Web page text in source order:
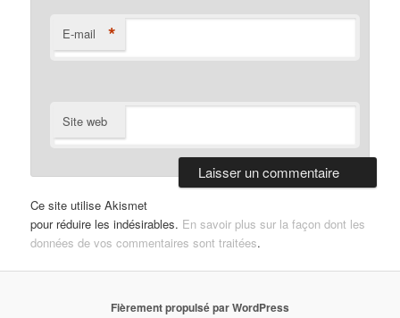
E-mail *
Site web
Ce site utilise Akismet
pour réduire les indésirables. En savoir plus sur la façon dont les
données de vos commentaires sont traitées.
Fièrement propulsé par WordPress